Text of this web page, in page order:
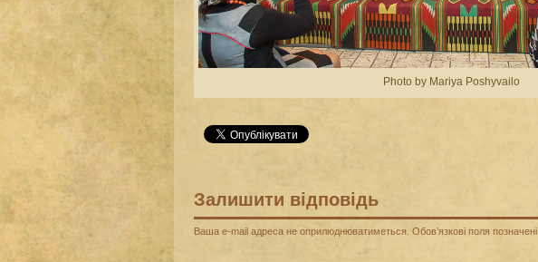
Photo by Mariya Poshyvailo
Залишити відповідь
Ваша e-mail адреса не оприлюднюватиметься. Обов’язкові поля позначені